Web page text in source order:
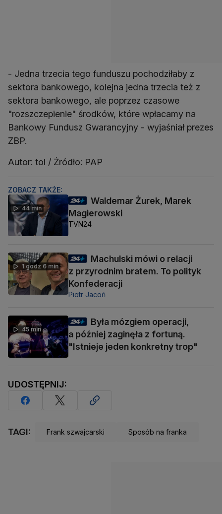
- Jedna trzecia tego funduszu pochodziłaby z
sektora bankowego, kolejna jedna trzecia też z
sektora bankowego, ale poprzez czasowe
"rozszczepienie" środków, które wpłacamy na
Bankowy Fundusz Gwarancyjny - wyjaśniał prezes
ZBP.
Autor: tol / Źródło: PAP
ZOBACZ TAKŻE:
44 min
Waldemar Żurek, Marek
Magierowski
TVN24
1 godz 6 min
Machulski mówi o relacji
z przyrodnim bratem. To polityk
Konfederacji
Piotr Jacoń
45 min
Była mózgiem operacji,
a później zaginęła z fortuną.
"Istnieje jeden konkretny trop"
UDOSTĘPNIJ:
TAGI: Frank szwajcarski Sposób na franka